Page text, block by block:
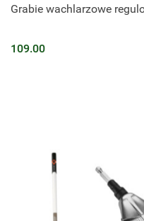
Grabie wachlarzowe
109.00